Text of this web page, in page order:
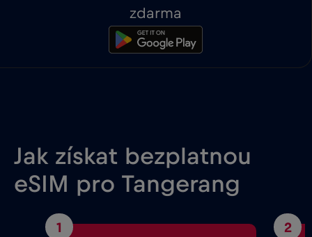
zdarma
Jak získat bezplatnou
eSIM pro Tangerang
1 2